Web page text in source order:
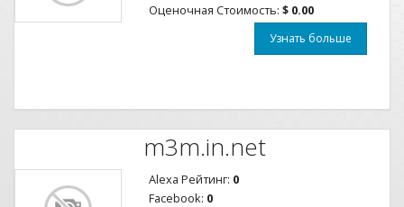
Оценочная Стоимость: $ 0.00
Узнать больше
m3m.in.net
Alexa Рейтинг: 0
Facebook: 0